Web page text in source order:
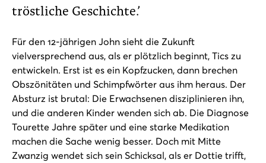
tröstliche Geschichte.’
Für den 12-jährigen John sieht die Zukunft
vielversprechend aus, als er plötzlich beginnt, Tics zu
entwickeln. Erst ist es ein Kopfzucken, dann brechen
Obszönitäten und Schimpfwörter aus ihm heraus. Der
Absturz ist brutal: Die Erwachsenen disziplinieren ihn,
und die anderen Kinder wenden sich ab. Die Diagnose
Tourette Jahre später und eine starke Medikation
machen die Sache wenig besser. Doch mit Mitte
Zwanzig wendet sich sein Schicksal, als er Dottie trifft,